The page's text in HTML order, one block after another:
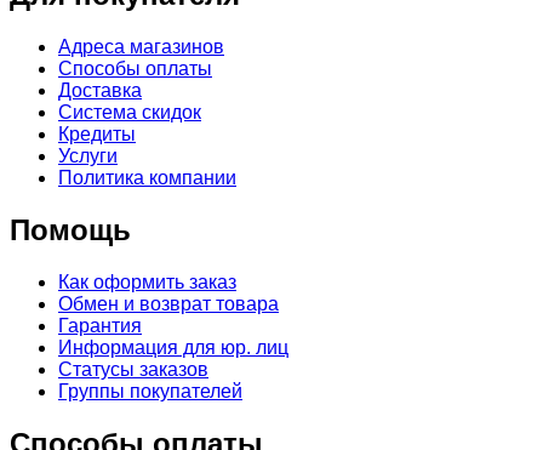
Адреса магазинов
Способы оплаты
Доставка
Система скидок
Кредиты
Услуги
Политика компании
Помощь
Как оформить заказ
Обмен и возврат товара
Гарантия
Информация для юр. лиц
Статусы заказов
Группы покупателей
Способы оплаты